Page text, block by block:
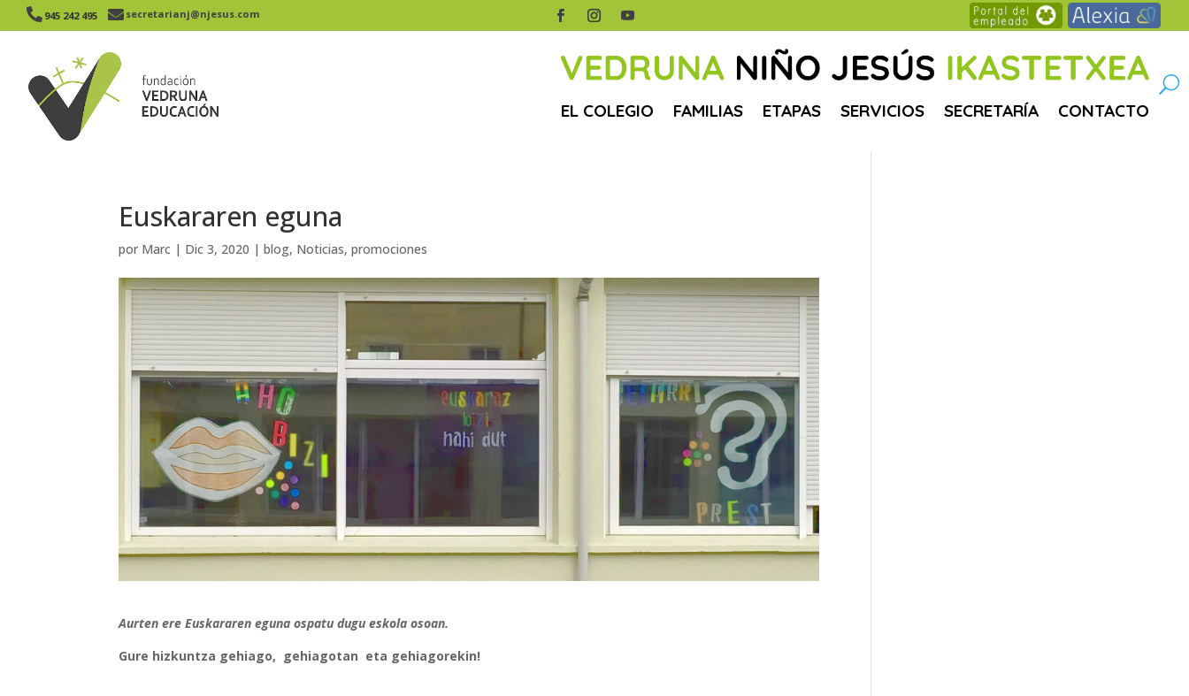
 945 242 495​  secretarianj@njesus.com
EL COLEGIO FAMILIAS ETAPAS SERVICIOS SECRETARÍA CONTACTO
Euskararen eguna
por Marc | Dic 3, 2020 |blog, Noticias,promociones
Aurten ere Euskararen eguna ospatu dugu eskola osoan.
Gure hizkuntza gehiago, gehiagotan eta gehiagorekin!